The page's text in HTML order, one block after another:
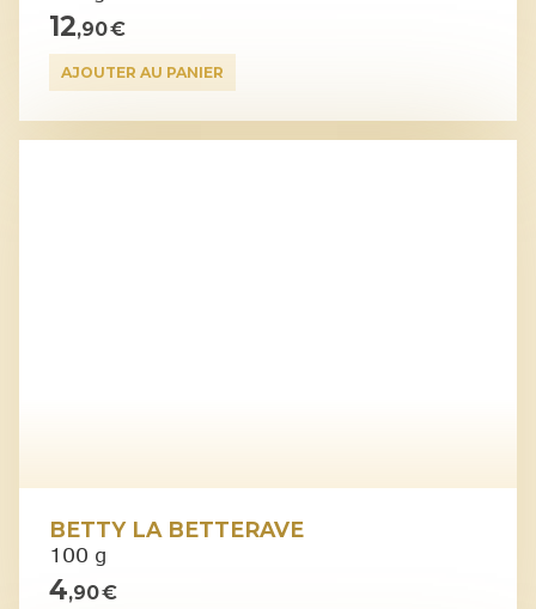
12,90 €
AJOUTER AU PANIER
BETTY LA BETTERAVE
100 g
4,90 €